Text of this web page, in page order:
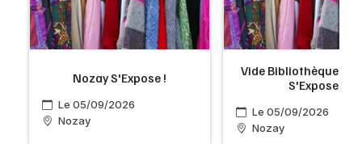
Nozay S'Expose !
Le 05/09/2026
Nozay
Vide Bibliothèque à
S'Expose
Le 05/09/2026
Nozay